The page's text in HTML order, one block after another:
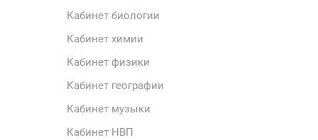
Кабинет биологии
Кабинет химии
Кабинет физики
Кабинет географии
Кабинет музыки
Кабинет НВП